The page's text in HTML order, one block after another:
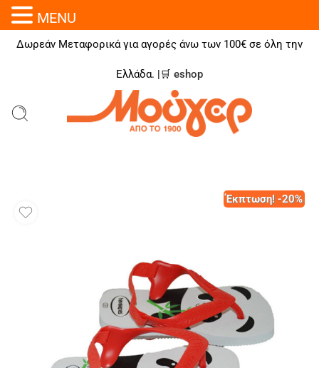
Δωρεάν Μεταφορικά για αγορές άνω των 100€ σε όλη την
Ελλάδα. |🛒 eshop
Έκπτωση! -20%
MENU